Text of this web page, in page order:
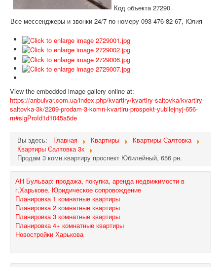
Код объекта 27290
Все мессенджеры и звонки 24/7 по номеру 093-476-82-67, Юлия
View the embedded image gallery online at:
https://anbulvar.com.ua/index.php/kvartiry/kvartiry-saltovka/kvartiry-
saltovka-3k/2209-prodam-3-komn-kvartiru-prospekt-yubilejnyj-656-
rn#sigProId1d1045a5de
Вы здесь: Главная Квартиры
Квартиры Салтовка
Квартиры Салтовка 3к
Продам 3 комн.квартиру проспект Юбилейный, 656 рн.
АН Бульвар: продажа, покупка, аренда недвижимости в
г.Харькове. Юридическое сопровождение
Планировка 1 комнатные квартиры
Планировка 2 комнатные квартиры
Планировка 3 комнатные квартиры
Планировка 4+ комнатные квартиры
Новостройки Харькова